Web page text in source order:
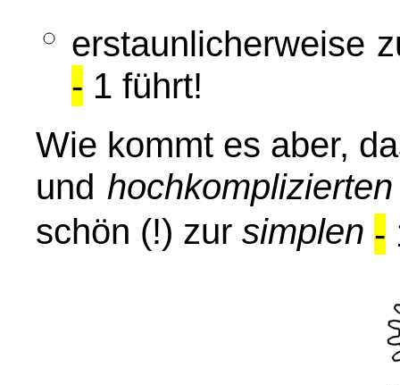
erstaunlicherweise
- 1 führt!
Wie kommt es aber,
und hochkomplizierten
schön (!) zur simplen -